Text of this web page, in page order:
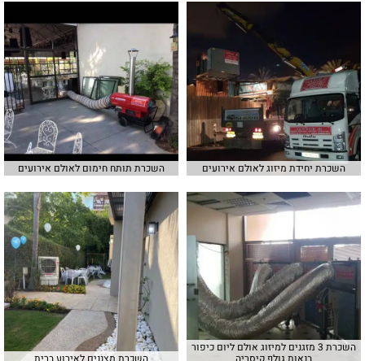
השכרת יחידת מיזוג לאולם אירועים השכרת תותח חימום לאולם אירועים
השכרת 3 מזגנים למיזוג אולם ליום כיפור